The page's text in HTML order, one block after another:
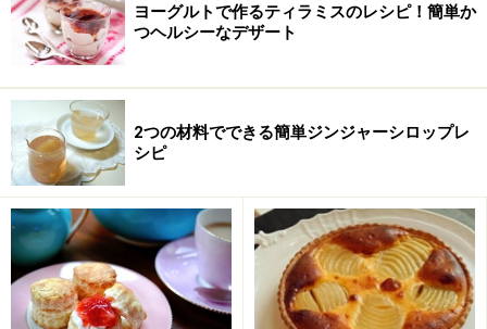
HMのくるみとレーズンのスコーンの作り
方・手順
■簡単、HMで作るくるみとレーズンのスコーン
1 ホットケーキミックスとバターを混ぜる。
ヨーグルトで作るティラミスのレシピ！簡単か
つヘルシーなデザート
2つの材料でできる簡単ジンジャーシロップレ
シピ